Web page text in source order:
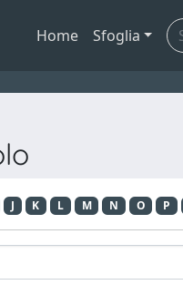
Home Sfoglia
J K L M N O P